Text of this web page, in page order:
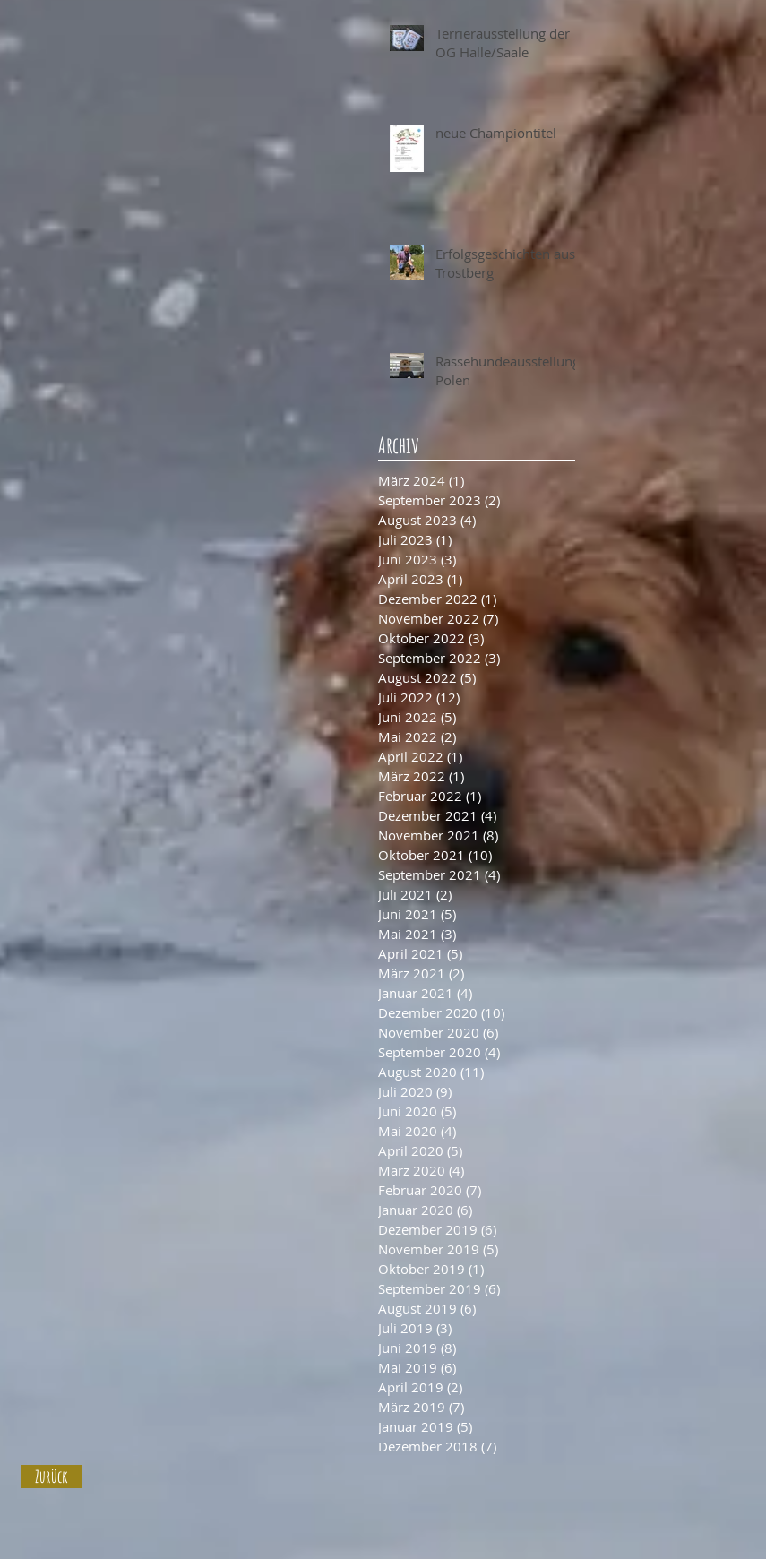
Terrierausstellung der
OG Halle/Saale
neue Championtitel
Erfolgsgeschichten aus
Trostberg
Rassehundeausstellung
Polen
Archiv
März 2024 (1)
September 2023 (2)
August 2023 (4)
Juli 2023 (1)
Juni 2023 (3)
April 2023 (1)
Dezember 2022 (1)1 Beitrag
November 2022 (7) 7 Beiträge
Oktober 2022 (3)
September 2022 (3)
August 2022 (5)
Juli 2022 (12)
Juni 2022 (5)
Mai 2022 (2)
April 2022 (1)
März 2022 (1)
Februar 2022 (1)1 Beitrag
Dezember 2021 (4)
November 2021 (8)
Oktober 2021 (10) 10 Beiträge
September 2021 (4)
Juli 2021 (2) 2 Beiträge
Juni 2021 (5)
Mai 2021 (3)
April 2021 (5)
März 2021 (2)
Januar 2021 (4)
Dezember 2020 (10)
November 2020 (6)
September 2020 (4)
August 2020 (11)
Juli 2020 (9)
Juni 2020 (5)
Mai 2020 (4)
April 2020 (5)
März 2020 (4)
Februar 2020 (7)
Januar 2020 (6)
Dezember 2019 (6)
November 2019 (5)
Oktober 2019 (1)
September 2019 (6)
August 2019 (6)
Juli 2019 (3)
Juni 2019 (8)
Mai 2019 (6)
April 2019 (2)
März 2019 (7)
Januar 2019 (5)
Dezember 2018 (7)
Zurück